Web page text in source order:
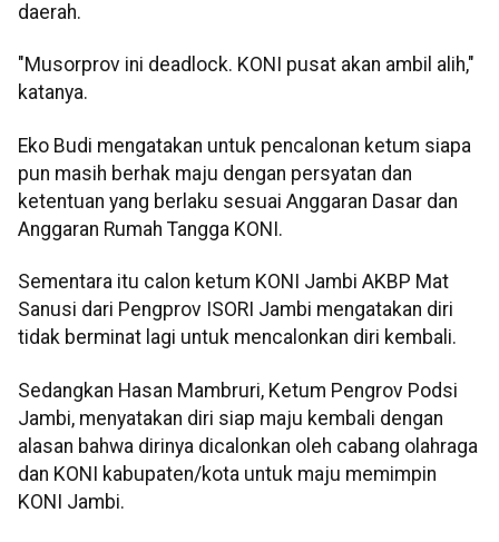
daerah.
"Musorprov ini deadlock. KONI pusat akan ambil alih,"
katanya.
Eko Budi mengatakan untuk pencalonan ketum siapa
pun masih berhak maju dengan persyatan dan
ketentuan yang berlaku sesuai Anggaran Dasar dan
Anggaran Rumah Tangga KONI.
Sementara itu calon ketum KONI Jambi AKBP Mat
Sanusi dari Pengprov ISORI Jambi mengatakan diri
tidak berminat lagi untuk mencalonkan diri kembali.
Sedangkan Hasan Mambruri, Ketum Pengrov Podsi
Jambi, menyatakan diri siap maju kembali dengan
alasan bahwa dirinya dicalonkan oleh cabang olahraga
dan KONI kabupaten/kota untuk maju memimpin
KONI Jambi.